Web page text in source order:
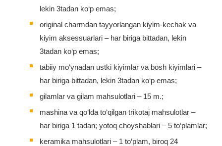
lekin 3tadan ko‘p emas;
original charmdan tayyorlangan kiyim-kechak va
kiyim aksessuarlari – har biriga bittadan, lekin
3tadan ko‘p emas;
tabiiy mo‘ynadan ustki kiyimlar va bosh kiyimlari –
har biriga bittadan, lekin 3tadan ko‘p emas;
gilamlar va gilam mahsulotlari – 15 m.;
mashina va qo‘lda to‘qilgan trikotaj mahsulotlar –
har biriga 1 tadan; yotoq choyshablari – 5 to‘plamlar;
keramika mahsulotlari – 1 to‘plam, biroq 24